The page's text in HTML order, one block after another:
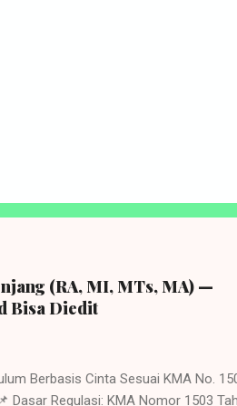
(RA, MI, MTs, MA) —
Bisa Diedit
Berbasis Cinta Sesuai KMA No.
Dasar Regulasi: KMA Nomor 1503